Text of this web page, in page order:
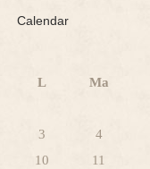
Calendar
L Ma
3
4
10
11